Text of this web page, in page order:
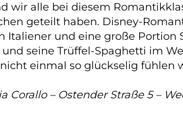
wir alle bei diesem
geteilt haben. Disney-
Italiener und eine große
und seine Trüffel-Spaghetti im
einmal so glückselig fühlen
Corallo – Ostender Straße 5 –